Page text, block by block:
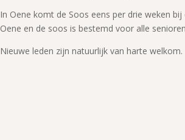
In Oene komt de Soos eens per drie weken
Oene en de soos is bestemd voor alle
Nieuwe leden zijn natuurlijk van harte welkom.